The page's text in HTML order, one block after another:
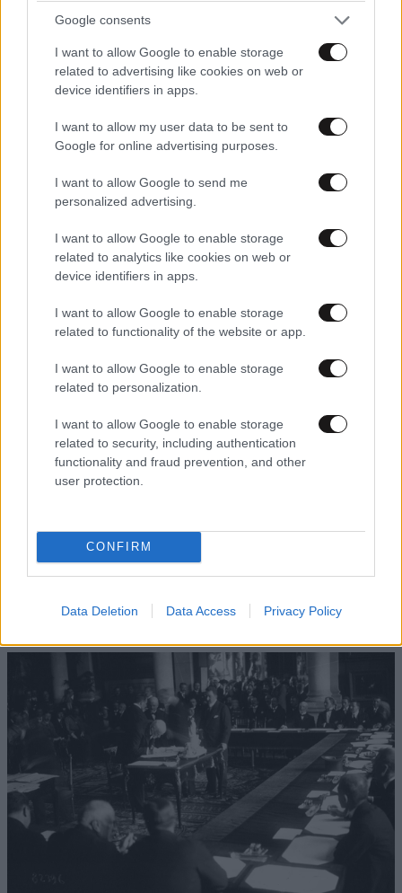
Google consents
I want to allow Google to enable storage
related to advertising like cookies on web or
device identifiers in apps.
I want to allow my user data to be sent to
Google for online advertising purposes.
I want to allow Google to send me
personalized advertising.
I want to allow Google to enable storage
related to analytics like cookies on web or
device identifiers in apps.
I want to allow Google to enable storage
related to functionality of the website or app.
I want to allow Google to enable storage
related to personalization.
I want to allow Google to enable storage
related to security, including authentication
functionality and fraud prevention, and other
user protection.
CONFIRM
Data Deletion Data Access Privacy Policy
Όσο σοκαριστικό 18·10·2023 15:39
Ήταν οι σφαγές στο πάρτι και στα κιμπούτς, τόσο
σοκαριστικό είναι και ο βομβαρδισμός του
νοσοκομείου. Σίγουρα υπάρχει πολύ παρασκήνιο και
μεγάλη προπαγάνδα από πίσω. Ξαναλέω, όσο πιο πολύ
τόσο το καλύτερο για την αξιοπρέπεια μας. Άλλο οι
μπίζνες, άλλο η ανθρωπιά! Εκτός εάν είμαστε δεμένοι
σε κάποιο άρμα και το παίζουμε νταήδες από ανάγκη
Απαντήστε 0
TRENDING